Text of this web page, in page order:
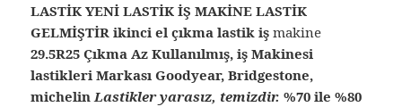
LASTİK YENİ LASTİK İŞ MAKİNE LASTİK
GELMİŞTİR ikinci el çıkma lastik işmakine
29.5R25 Çıkma Az Kullanılmış, iş Makinesi
lastikleri Markası Goodyear, Bridgestone,
michelinLastikler yarasız, temizdir. %70 ile %80